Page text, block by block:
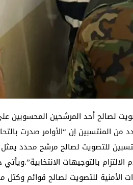
لصالح أحد المرشحين المحسوبين
من المنتسبين إن “الأوامر صدرت
للتصويت لصالح مرشح محدد
بالتوجيهات
للتصويت لصالح قوائم وكتل